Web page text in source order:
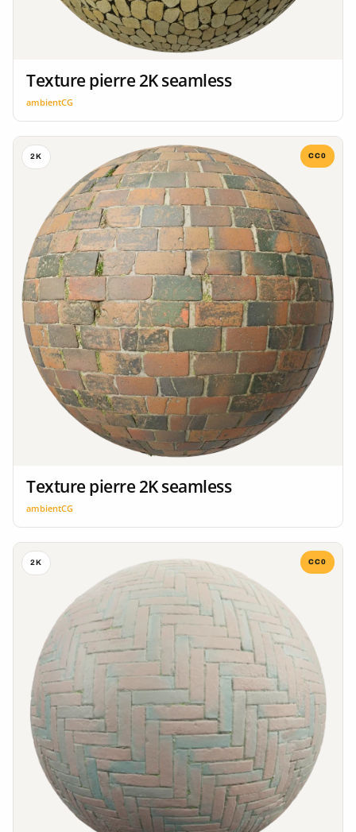
Texture pierre 2K seamless
ambientCG
2K CC0
Texture pierre 2K seamless
ambientCG
2K CC0